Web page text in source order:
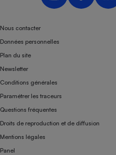
Nous contacter
Données personnelles
Plan du site
Newsletter
Conditions générales
Paramétrer les traceurs
Questions fréquentes
Droits de reproduction et de diffusion
Mentions légales
Panel